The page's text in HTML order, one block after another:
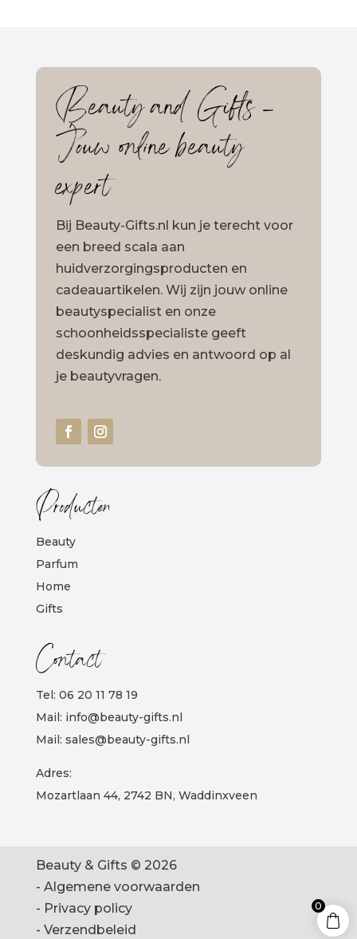
Beauty and Gifts –
Jouw online beauty
expert
Bij Beauty-Gifts.nl kun je terecht voor
een breed scala aan
huidverzorgingsproducten en
cadeauartikelen. Wij zijn jouw online
beautyspecialist en onze
schoonheidsspecialiste geeft
deskundig advies en antwoord op al
je beautyvragen.
Producten
Beauty
Parfum
Home
Gifts
Contact
Tel: 06 20 11 78 19
Mail: info@beauty-gifts.nl
Mail: sales@beauty-gifts.nl
Adres:
Mozartlaan 44, 2742 BN, Waddinxveen
Beauty & Gifts © 2026
- Algemene voorwaarden
- Privacy policy
- Verzendbeleid
0